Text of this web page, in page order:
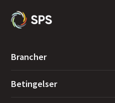
Brancher
Betingelser